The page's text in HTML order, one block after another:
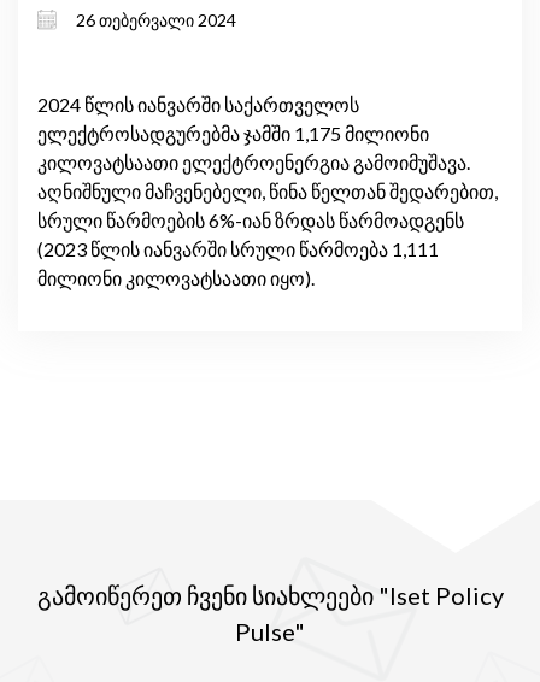
26 თებერვალი 2024
2024 წლის იანვარში საქართველოს
ელექტროსადგურებმა ჯამში 1,175 მილიონი
კილოვატსაათი ელექტროენერგია გამოიმუშავა.
აღნიშნული მაჩვენებელი, წინა წელთან შედარებით,
სრული წარმოების 6%-იან ზრდას წარმოადგენს
(2023 წლის იანვარში სრული წარმოება 1,111
მილიონი კილოვატსაათი იყო).
გამოიწერეთ ჩვენი სიახლეები "Iset Policy
Pulse"